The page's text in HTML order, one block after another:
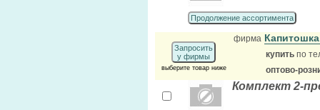
Продолжение ассортимента
Запросить
у фирмы
выберите товар ниже
фирма
купить по
оптово-
Комплект 2-